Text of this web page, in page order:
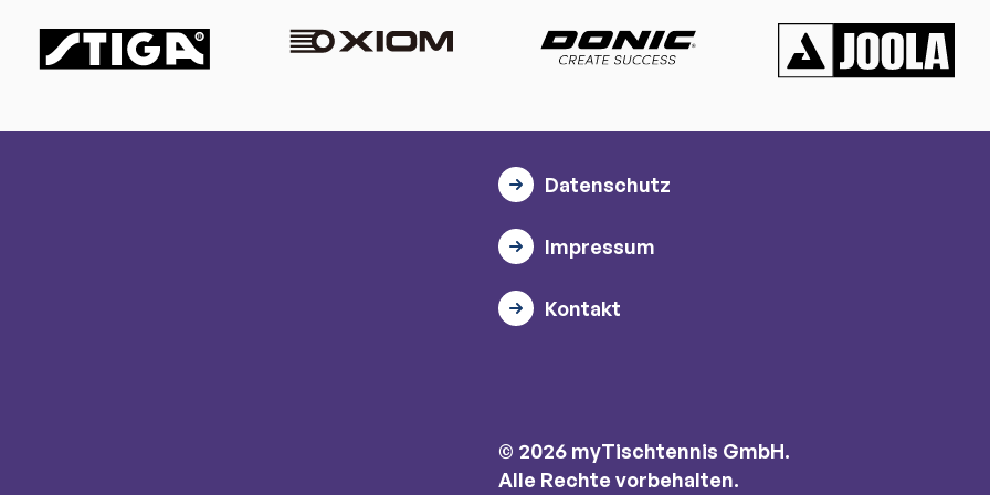
Datenschutz
Impressum
Kontakt
© 2026 myTischtennis GmbH.
Alle Rechte vorbehalten.